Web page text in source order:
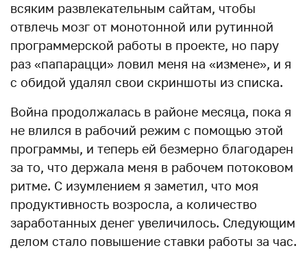
всяким развлекательным сайтам, чтобы
отвлечь мозг от монотонной или рутинной
программерской работы в проекте, но пару
раз «папарацци» ловил меня на «измене», и я
с обидой удалял свои скриншоты из списка.
Война продолжалась в районе месяца, пока я
не влился в рабочий режим с помощью этой
программы, и теперь ей безмерно благодарен
за то, что держала меня в рабочем потоковом
ритме. С изумлением я заметил, что моя
продуктивность возросла, а количество
заработанных денег увеличилось. Следующим
делом стало повышение ставки работы за час.